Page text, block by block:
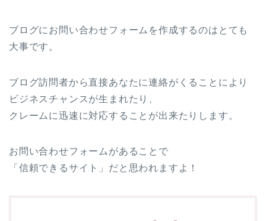
ブログにお問い合わせフォームを作成するのはとても
大事です。
ブログ訪問者から直接あなたに連絡がくることにより
ビジネスチャンスが生まれたり、
クレームに迅速に対応することが出来たりします。
お問い合わせフォームがあることで
「信頼できるサイト」 だと思われますよ！